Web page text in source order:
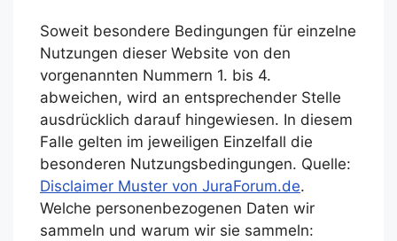
Soweit besondere Bedingungen für einzelne
Nutzungen dieser Website von den
vorgenannten Nummern 1. bis 4.
abweichen, wird an entsprechender Stelle
ausdrücklich darauf hingewiesen. In diesem
Falle gelten im jeweiligen Einzelfall die
besonderen Nutzungsbedingungen. Quelle:
Disclaimer Muster von JuraForum.de.
Welche personenbezogenen Daten wir
sammeln und warum wir sie sammeln: